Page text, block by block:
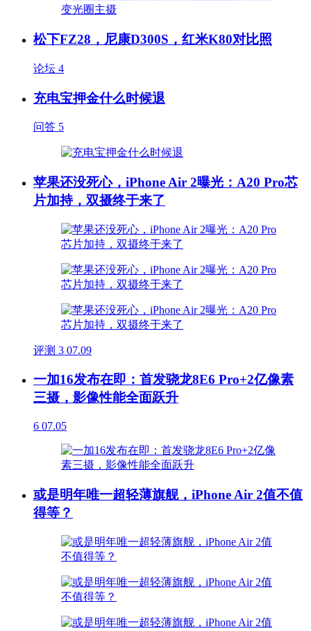
松下FZ28，尼康D300S，红米K80对比照
论坛 4
充电宝押金什么时候退
问答 5
苹果还没死心，iPhone Air 2曝光：A20 Pro芯
片加持，双摄终于来了
评测 3 07.09
一加16发布在即：首发骁龙8E6 Pro+2亿像素
三摄，影像性能全面跃升
6 07.05
或是明年唯一超轻薄旗舰，iPhone Air 2值不值
得等？